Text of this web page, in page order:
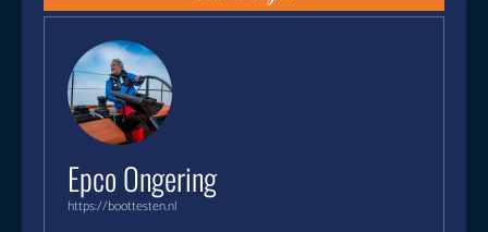
Epco Ongering
https://boottesten.nl